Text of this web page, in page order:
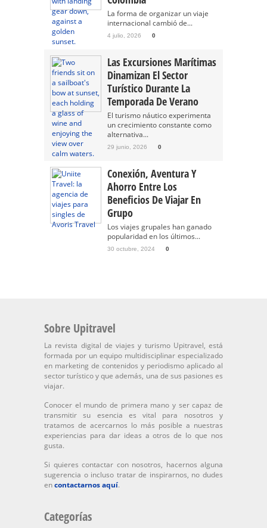
La forma de organizar un viaje
internacional cambió de...
4 julio, 2026 0
Las Excursiones Marítimas
Dinamizan El Sector
Turístico Durante La
Temporada De Verano
El turismo náutico experimenta
un crecimiento constante como
alternativa...
29 junio, 2026 0
Conexión, Aventura Y
Ahorro Entre Los
Beneficios De Viajar En
Grupo
Los viajes grupales han ganado
popularidad en los últimos...
30 octubre, 2024 0
Sobre Upitravel
La revista digital de viajes y turismo Upitravel, está
formada por un equipo multidisciplinar especializado
en marketing de contenidos y periodismo aplicado al
sector turístico y que además, una de sus pasiones es
viajar.
Conocer el mundo de primera mano y ser capaz de
transmitir su esencia es vital para nosotros y
tratamos de acercarnos lo más posible a nuestras
experiencias para dar ideas a otros de lo que nos
gusta.
Si quieres contactar con nosotros, hacernos alguna
sugerencia o incluso tratar de inspirarnos, no dudes
encontactarnos aquí.
Categorías